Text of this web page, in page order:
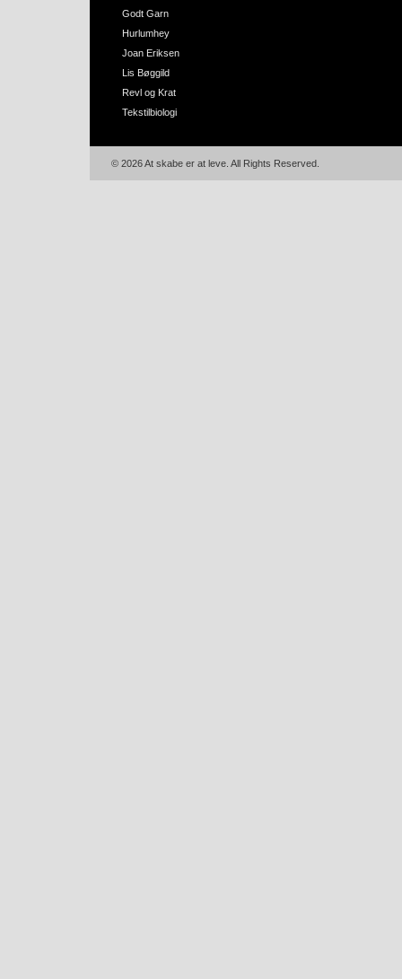
Godt Garn
Hurlumhey
Joan Eriksen
Lis Bøggild
Revl og Krat
Tekstilbiologi
© 2026 At skabe er at leve. All Rights Reserved.